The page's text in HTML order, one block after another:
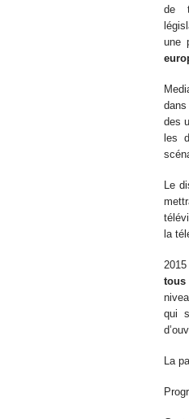
de
une
des
les
Le
la
tous
qui
La